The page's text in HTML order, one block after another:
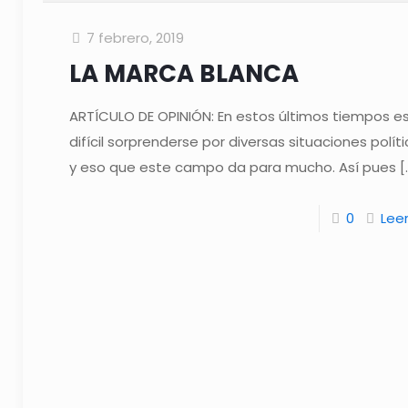
7 febrero, 2019
LA MARCA BLANCA
ARTÍCULO DE OPINIÓN: En estos últimos tiempos
difícil sorprenderse por diversas situaciones
y eso que este campo da para mucho. Así pues
0